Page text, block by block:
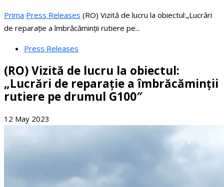
Prima Press Releases (RO) Vizită de lucru la obiectul:„Lucrări
de reparație a îmbrăcăminții rutiere pe...
Press Releases
(RO) Vizită de lucru la obiectul:
„Lucrări de reparație a îmbrăcăminții
rutiere pe drumul G100″
12 May 2023